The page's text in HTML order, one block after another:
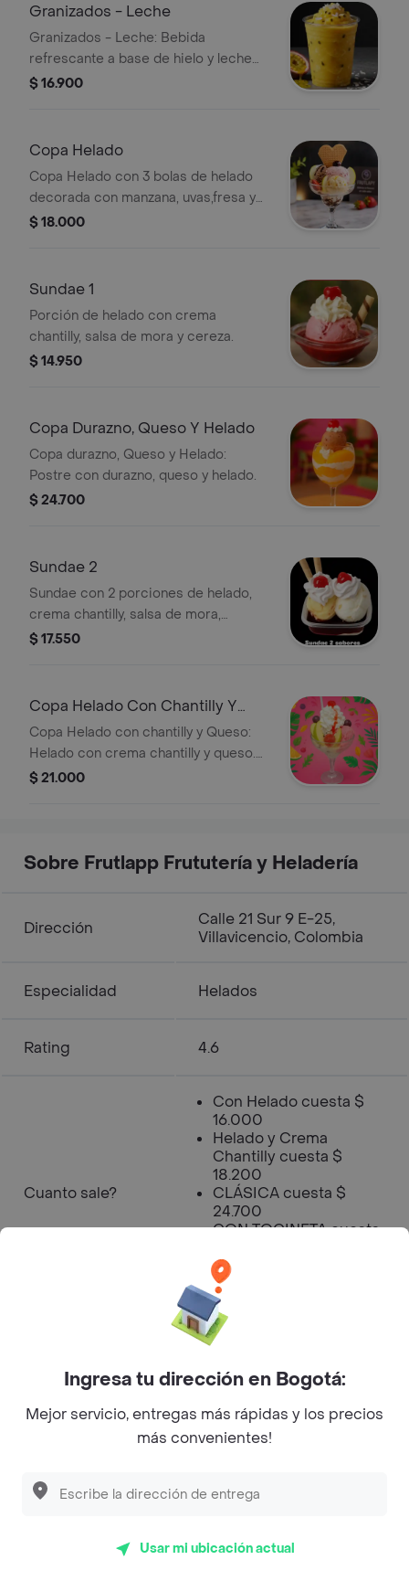
Granizados - Leche
Granizados - Leche: Bebida
refrescante a base de hielo y leche
saborizada.
$ 16.900
Copa Helado
Copa Helado con 3 bolas de helado
decorada con manzana, uvas,fresa y
galletas corazón salsa de chocolate y
$ 18.000
Sundae 1
Porción de helado con crema
chantilly, salsa de mora y cereza.
$ 14.950
Copa Durazno, Queso Y Helado
Copa durazno, Queso y Helado:
Postre con durazno, queso y helado.
$ 24.700
Sundae 2
Sundae con 2 porciones de helado,
crema chantilly, salsa de mora,
cerezas y barquillos.
$ 17.550
Copa Helado Con Chantilly Y
Queso
Copa Helado con chantilly y Queso:
Helado con crema chantilly y queso.
Dos sabores de helado a elección
$ 21.000
Sobre Frutlapp Frututería y Heladería
Dirección
Calle 21 Sur 9 E-25,
Villavicencio, Colombia
Especialidad Helados
Rating 4.6
Cuanto sale?
Con Helado cuesta $
16.000
Helado y Crema
Chantilly cuesta $
18.200
CLÁSICA cuesta $
24.700
CON TOCINETA cuesta
DOBLE CARNE cuesta
$ 32.500
Aproximado
Ingresa tu dirección en Bogotá:
Mejor servicio, entregas más rápidas y los precios
más convenientes!
Usar mi ubicación actual